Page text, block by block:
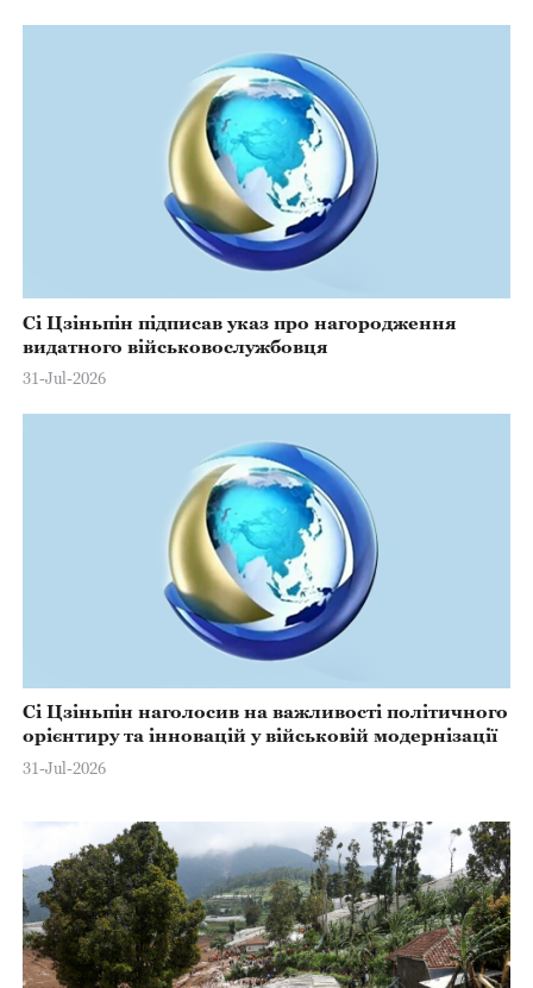
Сі Цзіньпін підписав указ про нагородження
видатного військовослужбовця
31-Jul-2026
Сі Цзіньпін наголосив на важливості політичного
орієнтиру та інновацій у військовій модернізації
31-Jul-2026